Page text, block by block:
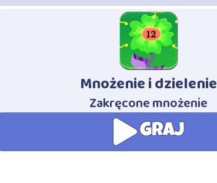
Mnożenie i dzielenie
-Zakręcone mnożenie
GRAJ